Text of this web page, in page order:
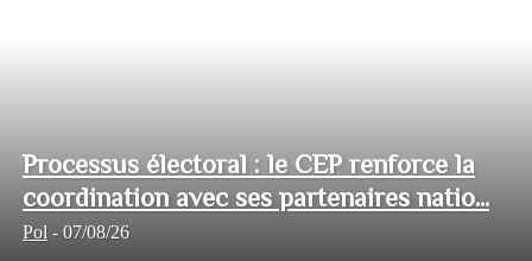
Processus électoral : le CEP renforce la
coordination avec ses partenaires natio...
Pol - 07/08/26